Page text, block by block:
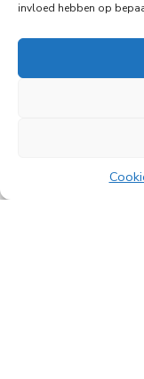
invloed hebben op
de